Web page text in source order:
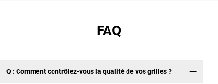
FAQ
Q : Comment contrôlez-vous la qualité de vos grilles ?